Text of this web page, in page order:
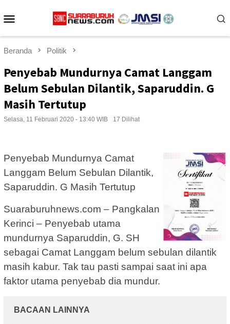
ke
Beranda Politik
Penyebab Mundurnya Camat Langgam
Belum Sebulan Dilantik, Saparuddin. G
Masih Tertutup
Selasa, 11 Februari 2020 - 13:40 WIB 17 Dilihat
Penyebab Mundurnya Camat
Langgam Belum Sebulan Dilantik,
Saparuddin. G Masih Tertutup
Suaraburuhnews.com – Pangkalan
Kerinci – Penyebab utama
mundurnya Saparuddin, G. SH
sebagai Camat Langgam belum sebulan dilantik
masih kabur. Tak tau pasti sampai saat ini apa
faktor utama penyebab dia mundur.
BACAAN LAINNYA